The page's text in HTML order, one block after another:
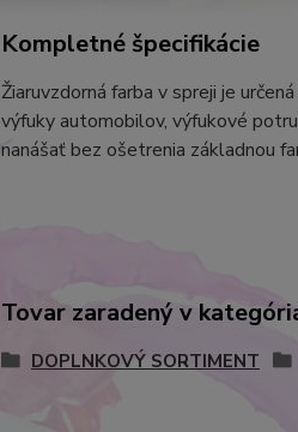
Kompletné špecifikácie
Žiaruvzdorná farba v spreji je
výfuky automobilov, výfukové
nanášať bez ošetrenia základnou
Tovar zaradený v
DOPLNKOVÝ SORTIMENT